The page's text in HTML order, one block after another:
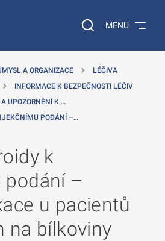
Vyhledávání na
MENU
A ORGANIZACE
LÉČIVA
INFORMACE K BEZPEČNOSTI LÉČIV
UPOZORNĚNÍ K …
PODÁNÍ –…
k
podání –
u pacientů
na bílkoviny